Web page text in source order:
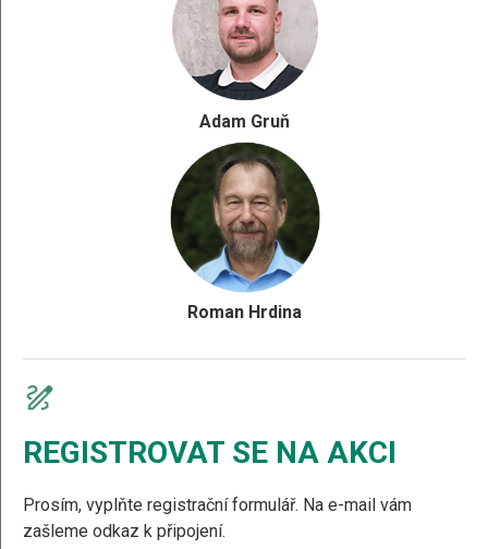
Adam Gruň
Roman Hrdina
REGISTROVAT SE NA AKCI
Prosím, vyplňte registrační formulář. Na e-mail vám
zašleme odkaz k připojení.